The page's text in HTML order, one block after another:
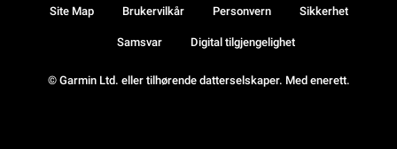
© Garmin Ltd. eller tilhørende datterselskaper. Med enerett.
Site Map Brukervilkår Personvern Sikkerhet
Samsvar Digital tilgjengelighet